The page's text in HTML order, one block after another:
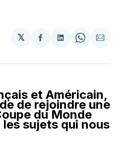
𝕏
Partager
Facebook
Partager
LinkedIn
Share
WhatsApp
Partager
Courriel
et Américain,
de rejoindre une
du Monde
sujets qui nous